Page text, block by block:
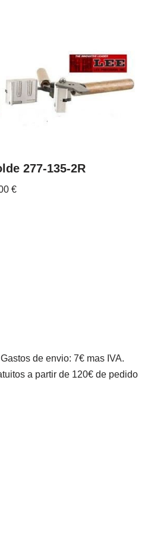
277-135-2R
€
Gastos de envio: 7€ mas IVA.
a partir de 120€ de pedido